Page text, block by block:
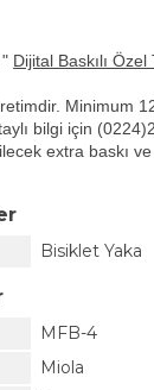
Dijital Baskılı
Minimum
bilgi için
extra baskı
Bisiklet Yaka
MFB-4
Miola